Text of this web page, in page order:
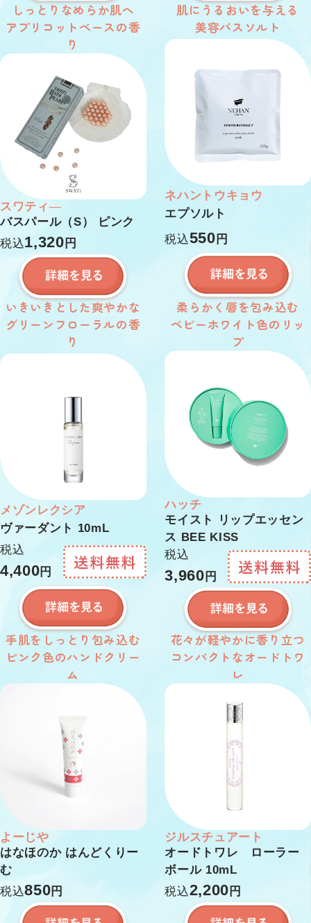
しっとりなめらか肌へ
アプリコットベースの香
り
スワティ―
バスパール（S） ピンク
税込1,320 円
肌にうるおいを与える
美容バスソルト
ネハントウキョウ
エプソルト
税込550 円
いきいきとした爽やかな
グリーンフローラルの香
り
メゾンレクシア
ヴァーダント 10mL
税込
4,400円
柔らかく唇を包み込む
ベビーホワイト色のリッ
プ
ハッチ
モイスト リップエッセン
ス BEE KISS
税込
3,960 円
手肌をしっとり包み込む
ピンク色のハンドクリー
ム
よーじや
はなほのか はんどくりー
む
税込850円
花々が軽やかに香り立つ
コンパクトなオードトワ
レ
ジルスチュアート
オードトワレ ローラー
ボール 10mL
税込2,200 円